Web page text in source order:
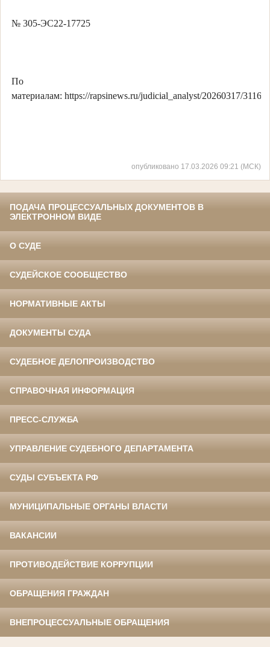
№ 305-ЭС22-17725
По
материалам: https://rapsinews.ru/judicial_analyst/20260317/
опубликовано 17.03.2026 09:21 (МСК)
ПОДАЧА ПРОЦЕССУАЛЬНЫХ ДОКУМЕНТОВ В
ЭЛЕКТРОННОМ ВИДЕ
О СУДЕ
СУДЕЙСКОЕ СООБЩЕСТВО
НОРМАТИВНЫЕ АКТЫ
ДОКУМЕНТЫ СУДА
СУДЕБНОЕ ДЕЛОПРОИЗВОДСТВО
СПРАВОЧНАЯ ИНФОРМАЦИЯ
ПРЕСС-СЛУЖБА
УПРАВЛЕНИЕ СУДЕБНОГО ДЕПАРТАМЕНТА
СУДЫ СУБЪЕКТА РФ
МУНИЦИПАЛЬНЫЕ ОРГАНЫ ВЛАСТИ
ВАКАНСИИ
ПРОТИВОДЕЙСТВИЕ КОРРУПЦИИ
ОБРАЩЕНИЯ ГРАЖДАН
ВНЕПРОЦЕССУАЛЬНЫЕ ОБРАЩЕНИЯ